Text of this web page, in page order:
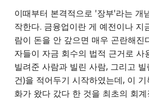
이때부터 본격적으로 '장부'라는 개
작한다. 금융업이란 게 예전이나 지
람이 돈을 안 갚으면 매우 곤란해진
자들이 자금 회수의 법적 근거로 사
빌려준 사람과 빌린 사람, 그리고
건)을 적어두기 시작하였는데, 이
화가 왔다 갔다 한 것을 최초의 회